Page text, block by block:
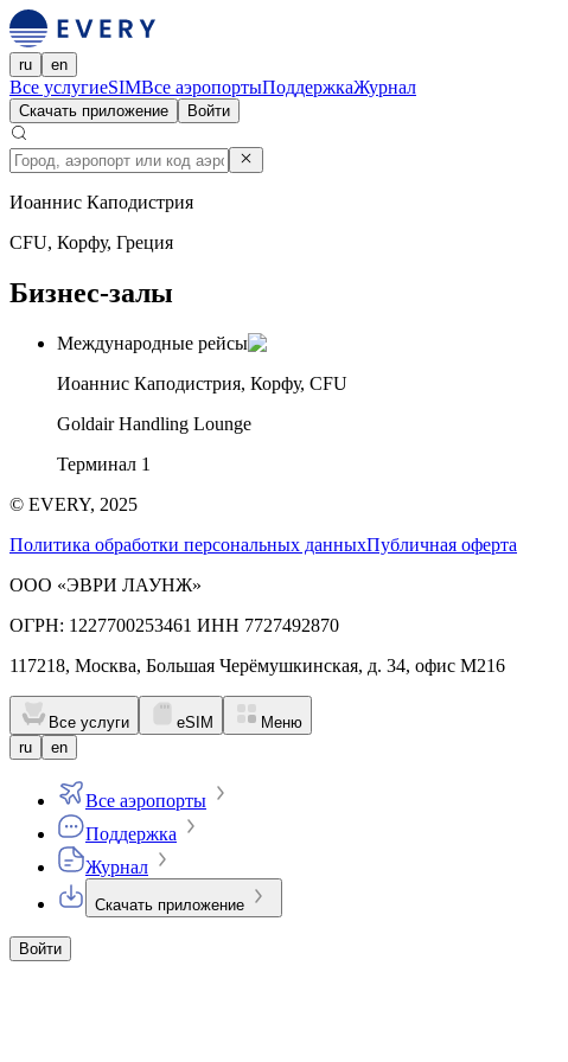
ru en
Все услугиeSIMВсе аэропортыПоддержкаЖурнал
Скачать приложение Войти
Иоаннис Каподистрия
CFU, Корфу, Греция
Бизнес-залы
Международные рейсы
Иоаннис Каподистрия, Корфу, CFU
Goldair Handling Lounge
Терминал 1
© EVERY, 2025
Политика обработки персональных данныхПубличная оферта
ООО «ЭВРИ ЛАУНЖ»
ОГРН: 1227700253461 ИНН 7727492870
117218, Москва, Большая Черёмушкинская, д. 34, офис М216
Все услуги eSIM
Меню
ru
en
Все аэропорты
Поддержка
Журнал
Скачать приложение
Войти